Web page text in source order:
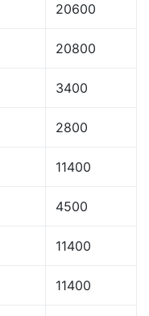
20600
20800
3400
2800
11400
4500
11400
11400